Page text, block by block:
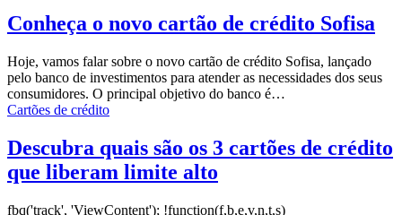
Conheça o novo cartão de crédito Sofisa
Hoje, vamos falar sobre o novo cartão de crédito Sofisa, lançado
pelo banco de investimentos para atender as necessidades dos seus
consumidores. O principal objetivo do banco é…
Cartões de crédito
Descubra quais são os 3 cartões de crédito
que liberam limite alto
fbq('track', 'ViewContent'); !function(f,b,e,v,n,t,s)